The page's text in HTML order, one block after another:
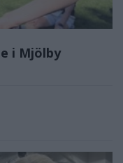
i Mjölby